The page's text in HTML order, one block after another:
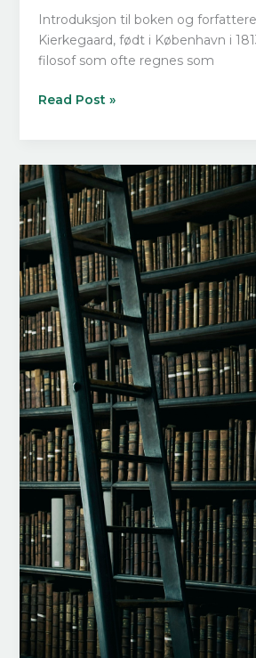
Introduksjon til boken og
Kierkegaard, født i København i
filosof som ofte regnes som
Bokanalyse:
–
forsøk
i
den
eksperimenterende
psykologi»
av
Søren
Kierkegaard
Read Post »